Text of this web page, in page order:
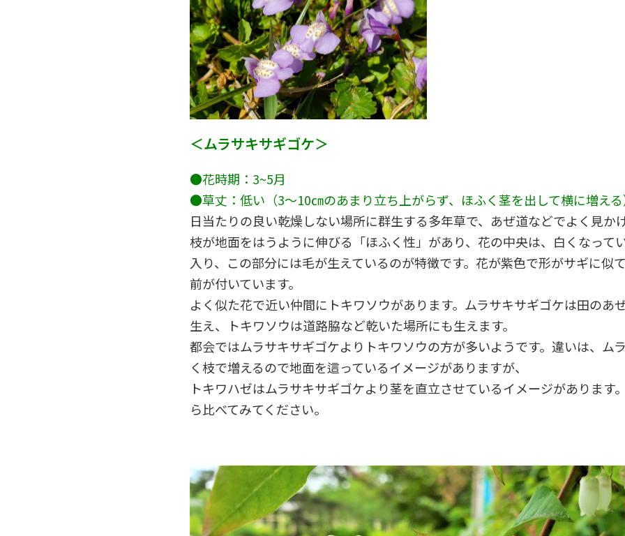
＜ムラサキサギゴケ＞
●花時期：3~5月
●草丈：低い（3～10㎝のあまり立ち上がらず、ほふく茎を出して横に増える
日当たりの良い乾燥しない場所に群生する多年草で、あぜ道などでよく見か
枝が地面をはうように伸びる「ほふく性」があり、花の中央は、白くなって
入り、この部分には毛が生えているのが特徴です。花が紫色で形がサギに似
前が付いています。
よく似た花で近い仲間にトキワソウがあります。ムラサキサギゴケは田のあ
生え、トキワソウは道路脇など乾いた場所にも生えます。
都会ではムラサキサギゴケよりトキワソウの方が多いようです。違いは、ム
く枝で増えるので地面を這っているイメージがありますが、
トキワハゼはムラサキサギゴケより茎を直立させているイメージがあります
ら比べてみてください。